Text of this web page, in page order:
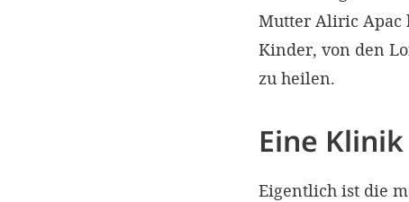
Mutter Aliric Apac
Kinder, von den
zu heilen.
Eine
Eigentlich ist die